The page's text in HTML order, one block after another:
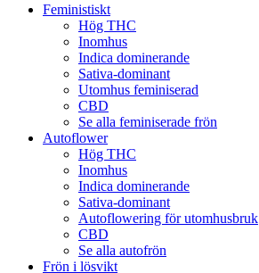
Feministiskt
Hög THC
Inomhus
Indica dominerande
Sativa-dominant
Utomhus feminiserad
CBD
Se alla feminiserade frön
Autoflower
Hög THC
Inomhus
Indica dominerande
Sativa-dominant
Autoflowering för utomhusbruk
CBD
Se alla autofrön
Frön i lösvikt